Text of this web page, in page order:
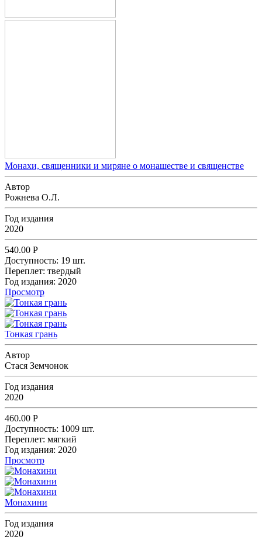
Монахи, священники и миряне о монашестве и священстве
Автор
Рожнева О.Л.
Год издания
2020
540.00 Р
Доступность: 19 шт.
Переплет: твердый
Год издания: 2020
Просмотр
Тонкая грань
Автор
Стася Земчонок
Год издания
2020
460.00 Р
Доступность: 1009 шт.
Переплет: мягкий
Год издания: 2020
Просмотр
Монахини
Год издания
2020